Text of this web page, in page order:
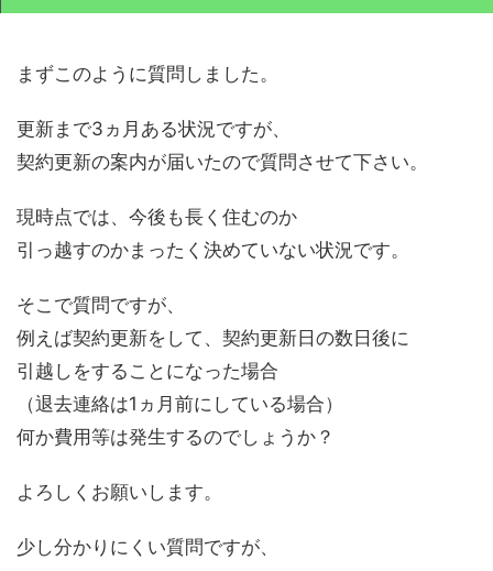
まずこのように質問しました。
更新まで3ヵ月ある状況ですが、
契約更新の案内が届いたので質問させて下さい。
現時点では、今後も長く住むのか
引っ越すのかまったく決めていない状況です。
そこで質問ですが、
例えば契約更新をして、契約更新日の数日後に
引越しをすることになった場合
（退去連絡は1ヵ月前にしている場合）
何か費用等は発生するのでしょうか？
よろしくお願いします。
少し分かりにくい質問ですが、